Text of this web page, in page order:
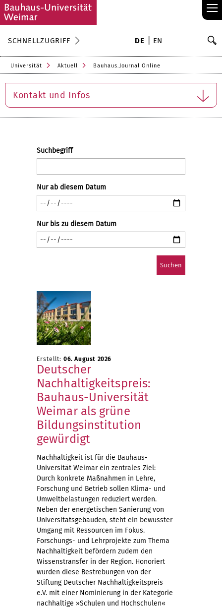
≡
SCHNELLZUGRIFF DE EN
Universität Aktuell Bauhaus.Journal Online
Kontakt und Infos
Suchbegriff
Nur ab diesem Datum
Nur bis zu diesem Datum
Erstellt: 06. August 2026
Deutscher
Nachhaltigkeitspreis:
Bauhaus-Universität
Weimar als grüne
Bildungsinstitution
gewürdigt
Nachhaltigkeit ist für die Bauhaus-
Universität Weimar ein zentrales Ziel:
Durch konkrete Maßnahmen in Lehre,
Forschung und Betrieb sollen Klima- und
Umweltbelastungen reduziert werden.
Neben der energetischen Sanierung von
Universitätsgebäuden, steht ein bewusster
Umgang mit Ressourcen im Fokus.
Forschungs- und Lehrprojekte zum Thema
Nachhaltigkeit befördern zudem den
Wissenstransfer in der Region. Honoriert
wurden diese Bestrebungen von der
Stiftung Deutscher Nachhaltigkeitspreis
e.V. mit einer Nominierung in der Kategorie
nachhaltige »Schulen und Hochschulen«